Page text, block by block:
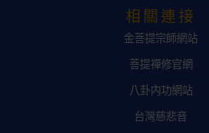
相關連接
金菩提宗師網站
菩提禪修官網
八卦内功網站
台灣慈悲音